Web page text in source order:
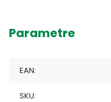
Parametre
EAN:
SKU: